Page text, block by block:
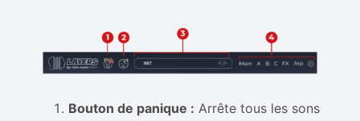
Bouton de panique : Arrête tous les sons